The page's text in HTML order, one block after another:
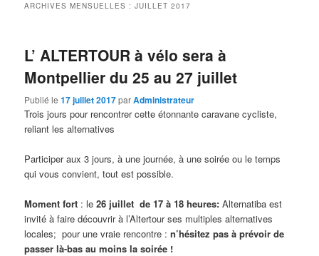
principal
secondaire
ARCHIVES MENSUELLES :JUILLET 2017
L’ ALTERTOUR à vélo sera à
Montpellier du 25 au 27 juillet
Publié le17 juillet 2017parAdministrateur
Trois jours pour rencontrer cette étonnante caravane cycliste,
reliant les alternatives
Participer aux 3 jours, à une journée, à une soirée ou le temps
qui vous convient, tout est possible.
Moment fort : le26 juillet de 17 à 18 heures: Alternatiba est
invité à faire découvrir à l’Altertour ses multiples alternatives
locales; pour une vraie rencontre :n’hésitez pas à prévoir de
passer là-bas au moins la soirée !